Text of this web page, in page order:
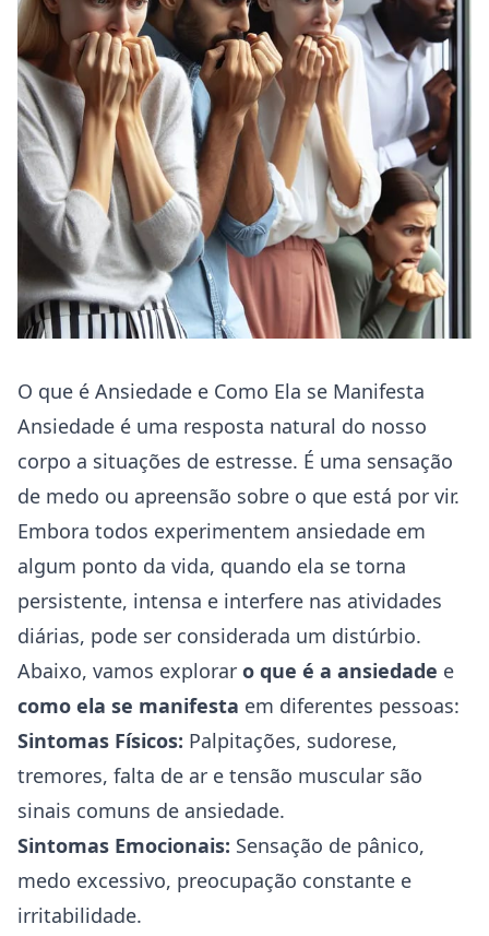
O que é Ansiedade e Como Ela se Manifesta
Ansiedade é uma resposta natural do nosso
corpo a situações de estresse. É uma sensação
de medo ou apreensão sobre o que está por vir.
Embora todos experimentem ansiedade em
algum ponto da vida, quando ela se torna
persistente, intensa e interfere nas atividades
diárias, pode ser considerada um distúrbio.
Abaixo, vamos explorar o que é a ansiedade e
como ela se manifesta em diferentes pessoas:
Sintomas Físicos: Palpitações, sudorese,
tremores, falta de ar e tensão muscular são
sinais comuns de ansiedade.
Sintomas Emocionais: Sensação de pânico,
medo excessivo, preocupação constante e
irritabilidade.